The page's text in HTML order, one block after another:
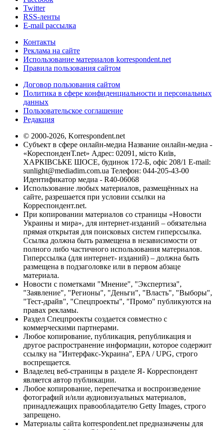
Twitter
RSS-ленты
E-mail рассылка
Контакты
Реклама на сайте
Использование материалов korrespondent.net
Правила пользования сайтом
Договор пользования сайтом
Политика в сфере конфиденциальности и персональных
данных
Пользовательское соглашение
Редакция
© 2000-2026, Korrespondent.net
Субъект в сфере онлайн-медиа Название онлайн-медиа -
«КореспонденТ.net» Адрес: 02091, місто Київ,
ХАРКІВСЬКЕ ШОСЕ, будинок 172-Б, офіс 208/1 E-mail:
sunlight@mediadim.com.ua Телефон: 044-205-43-00
Идентификатор медиа - R40-06068
Использование любых материалов, размещённых на
сайте, разрешается при условии ссылки на
Корреспондент.net.
При копировании материалов со страницы «Новости
Украины и мира», для интернет-изданий – обязательна
прямая открытая для поисковых систем гиперссылка.
Ссылка должна быть размещена в независимости от
полного либо частичного использования материалов.
Гиперссылка (для интернет- изданий) – должна быть
размещена в подзаголовке или в первом абзаце
материала.
Новости с пометками "Мнение", "Экспертиза",
"Заявление", "Регионы", "Деньги", "Власть", "Выборы",
"Тест-драйв", "Спецпроекты", "Промо" публикуются на
правах рекламы.
Раздел Спецпроекты создается совместно с
коммерческими партнерами.
Любое копирование, публикация, републикация и
другое распространение информации, которое содержит
ссылку на "Интерфакс-Украина", EPA / UPG, строго
воспрещается.
Владелец веб-страницы в разделе Я- Корреспондент
является автор публикации.
Любое копирование, перепечатка и воспроизведение
фотографий и/или аудиовизуальных материалов,
принадлежащих правообладателю Getty Images, строго
запрещено.
Материалы сайта korrespondent.net предназначены для